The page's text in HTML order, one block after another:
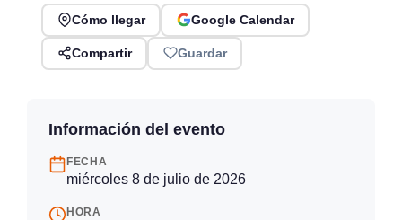
Cómo llegar Google Calendar
Compartir Guardar
Información del evento
FECHA
miércoles 8 de julio de 2026
HORA